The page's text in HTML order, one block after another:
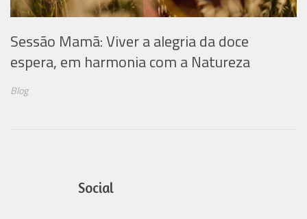
Sessão Mamã: Viver a alegria da doce
espera, em harmonia com a Natureza
Blog
Social